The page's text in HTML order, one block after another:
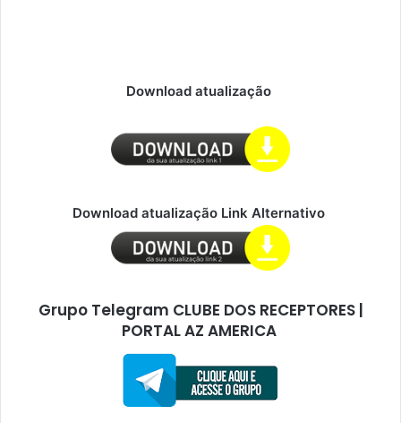
Download atualização
Download atualização Link Alternativo
Grupo Telegram CLUBE DOS RECEPTORES |
PORTAL AZ AMERICA